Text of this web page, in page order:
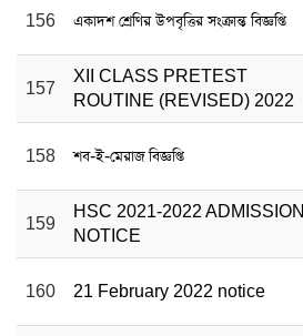
156 একাদশ শ্রেণির উপবৃত্তির সংক্রান্ত বিজ্ঞপ্তি
157
XII CLASS PRETEST
ROUTINE (REVISED) 2022
158 শব-ই-মেরাজ বিজ্ঞপ্তি
159
HSC 2021-2022 ADMISSION
NOTICE
160 21 February 2022 notice